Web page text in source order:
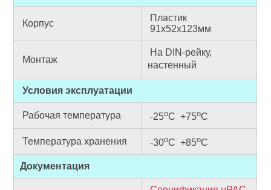
Корпус
Пластик
91х52х123мм
Монтаж
На DIN-рейку,
настенный
Условия эксплуатации
Рабочая температура -25оС +75оС
Температура хранения -30оС +85оС
Документация